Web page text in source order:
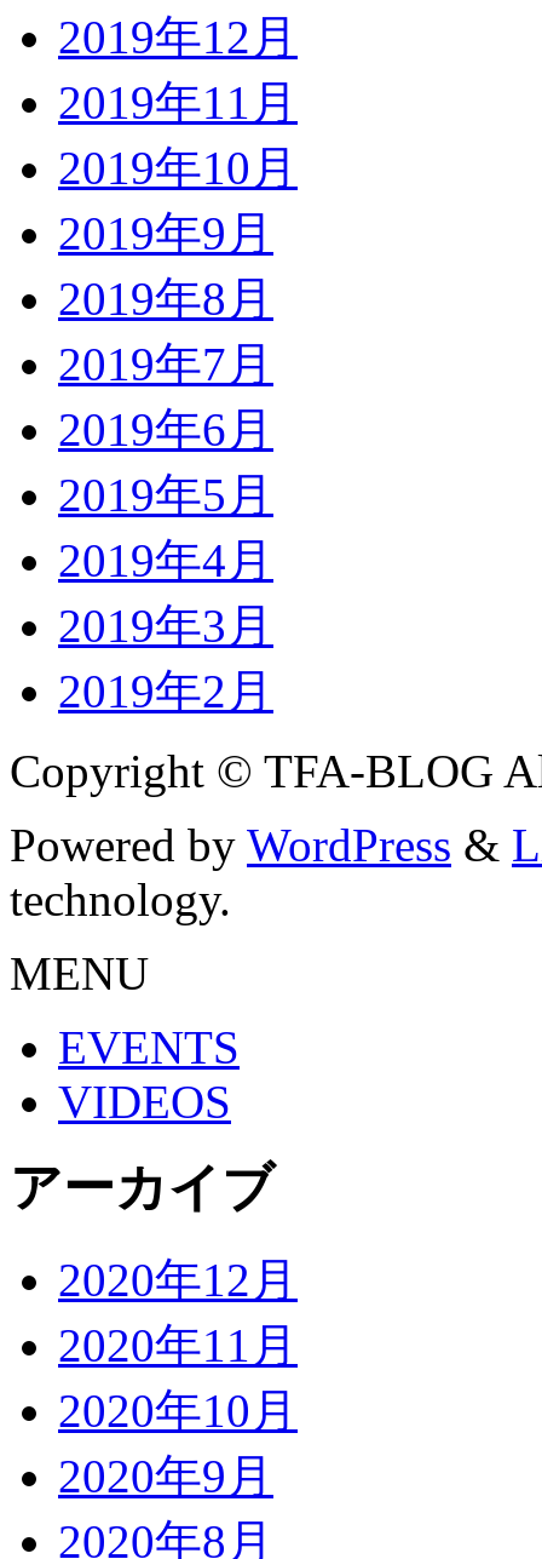
2019年12月
2019年11月
2019年10月
2019年9月
2019年8月
2019年7月
2019年6月
2019年5月
2019年4月
2019年3月
2019年2月
Copyright © TFA-BLOG
Powered by WordPress &
technology.
MENU
EVENTS
VIDEOS
アーカイブ
2020年12月
2020年11月
2020年10月
2020年9月
2020年8月